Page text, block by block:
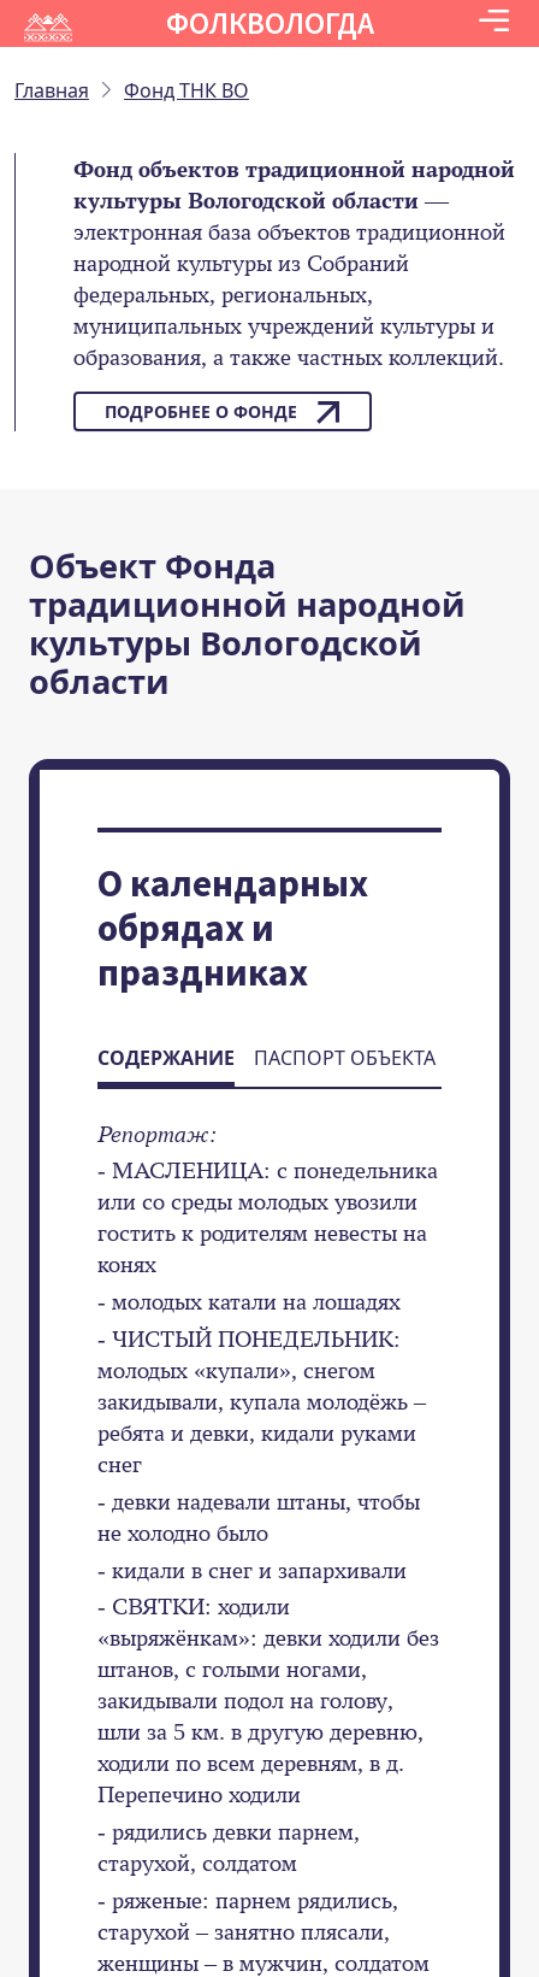
ФОЛКВОЛОГДА
Главная Фонд ТНК ВО
Фонд объектов традиционной народной
культуры Вологодской области—
электронная база объектов традиционной
народной культуры из Собраний
федеральных, региональных,
муниципальных учреждений культуры и
образования, а также частных коллекций.
ПОДРОБНЕЕ О ФОНДЕ
Объект Фонда
традиционной народной
культуры Вологодской
области
О календарных
обрядах и
праздниках
СОДЕРЖАНИЕ ПАСПОРТ ОБЪЕКТА
Репортаж:
- МАСЛЕНИЦА: с понедельника
или со среды молодых увозили
гостить к родителям невесты на
конях
- молодых катали на лошадях
- ЧИСТЫЙ ПОНЕДЕЛЬНИК:
молодых «купали», снегом
закидывали, купала молодёжь –
ребята и девки, кидали руками
снег
- девки надевали штаны, чтобы
не холодно было
- кидали в снег и запархивали
- СВЯТКИ: ходили
«выряжёнкам»: девки ходили без
штанов, с голыми ногами,
закидывали подол на голову,
шли за 5 км. в другую деревню,
ходили по всем деревням, в д.
Перепечино ходили
- рядились девки парнем,
старухой, солдатом
- ряженые: парнем рядились,
старухой – занятно плясали,
женщины – в мужчин, солдатом